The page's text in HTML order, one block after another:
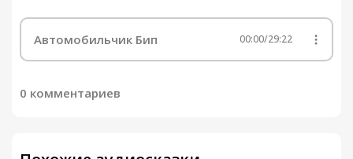
Автомобильчик Бип 00:00/29:22
0 комментариев